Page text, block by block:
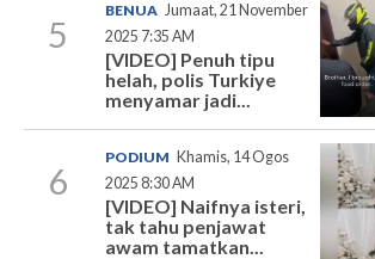
5
BENUA Jumaat, 21 November
2025 7:35 AM
[VIDEO] Penuh tipu
helah, polis Turkiye
menyamar jadi...
6
PODIUM Khamis, 14 Ogos
2025 8:30 AM
[VIDEO] Naifnya isteri,
tak tahu penjawat
awam tamatkan...